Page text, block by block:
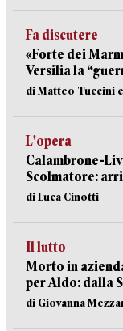
Fa discutere
«Forte dei
Versilia la
di Matteo Tuccini
L'opera
Calambrone-
Scolmatore:
di Luca Cinotti
Il lutto
Morto in
per Aldo: dalla
di Giovanna